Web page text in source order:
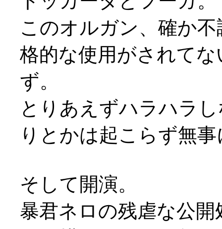
このオルガン、確か
格的な使用がされて
ず。
とりあえずハラハラ
りとかは起こらず無
そして開演。
暴君ネロの残虐な公